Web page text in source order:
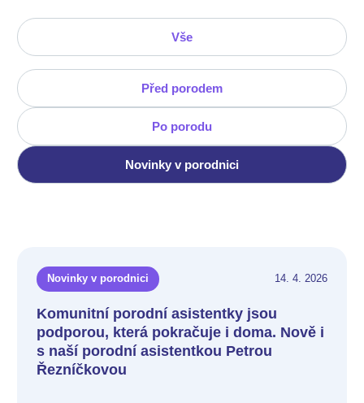
Vše
Před porodem
Po porodu
Novinky v porodnici
Novinky v porodnici 14. 4. 2026
Komunitní porodní asistentky jsou
podporou, která pokračuje i doma. Nově i
s naší porodní asistentkou Petrou
Řezníčkovou